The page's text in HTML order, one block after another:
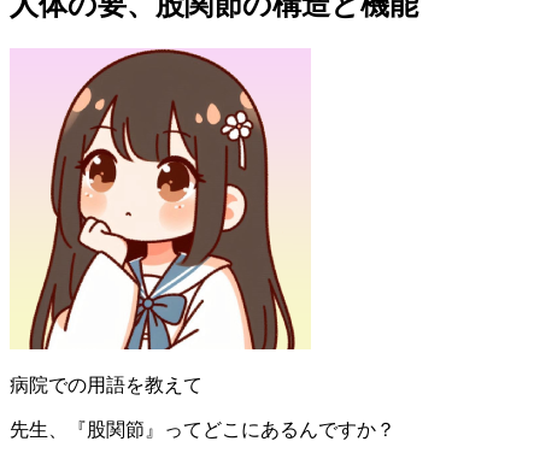
病院での用語を教えて
先生、『股関節』ってどこにあるんですか？